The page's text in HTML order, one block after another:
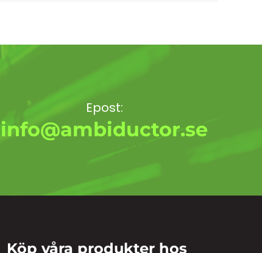
Epost:
info@ambiductor.se
Köp våra produkter hos